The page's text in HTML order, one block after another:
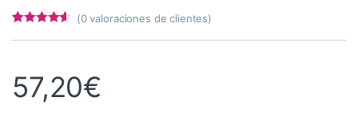
valoracione
s de
clientes
(0valoraciones de clientes)
57,20€